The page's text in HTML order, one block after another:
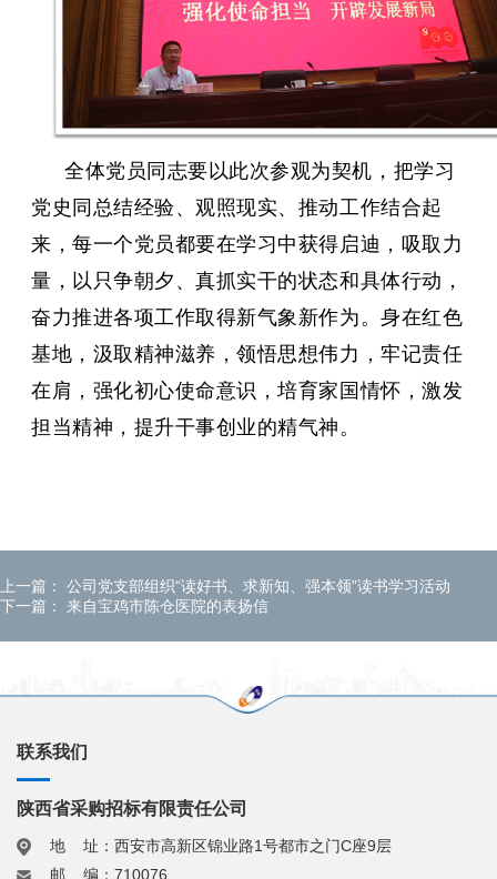
全体党员同志要以此次参观为契机，把学习
党史同总结经验、观照现实、推动工作结合起
来，每一个党员都要在学习中获得启迪，吸取力
量，以只争朝夕、真抓实干的状态和具体行动，
奋力推进各项工作取得新气象新作为。身在红色
基地，汲取精神滋养，领悟思想伟力，牢记责任
在肩，强化初心使命意识，培育家国情怀，激发
担当精神，提升干事创业的精气神 。
上一篇： 公司党支部组织“读好书、求新知、强本领”读书学习活动
下一篇： 来自宝鸡市陈仓医院的表扬信
联系我们
陕西省采购招标有限责任公司
地 址：西安市高新区锦业路1号都市之门C座9层
邮 编：710076